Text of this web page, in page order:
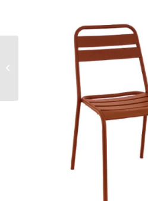
Margriet – Groen